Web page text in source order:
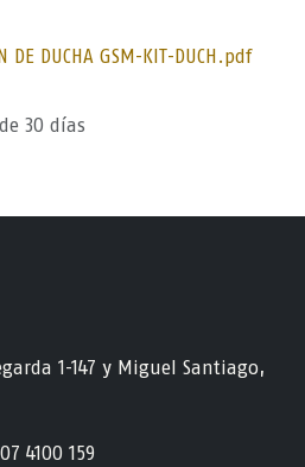
DE DUCHA GSM-KIT-DUCH.pdf
30 días
1-147 y Miguel Santiago,
4100 159